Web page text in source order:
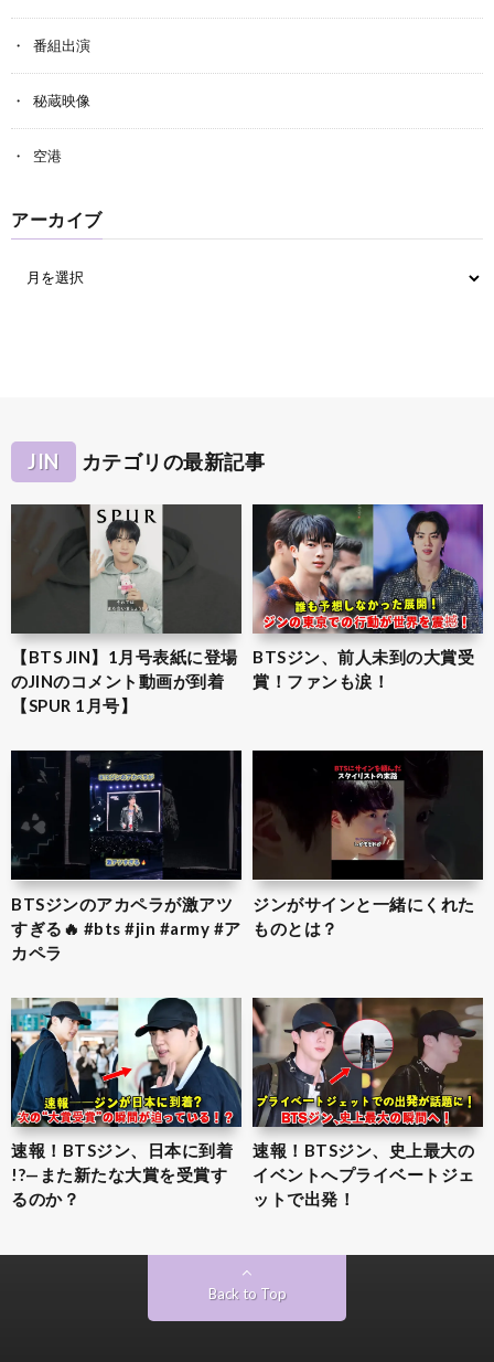
番組出演
秘蔵映像
空港
アーカイブ
JIN カテゴリの最新記事
【BTS JIN】1月号表紙に登場
のJINのコメント動画が到着
【SPUR 1月号】
BTSジン、前人未到の大賞受
賞！ファンも涙！
BTSジンのアカペラが激アツ
すぎる🔥 #bts #jin #army #ア
カペラ
ジンがサインと一緒にくれた
ものとは？
速報！BTSジン、日本に到着
!?—また新たな大賞を受賞す
るのか？
速報！BTSジン、史上最大の
イベントへプライベートジェ
ットで出発！
Back to Top